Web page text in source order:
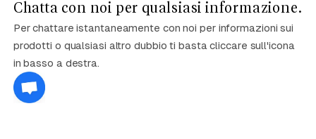
Chatta con noi per qualsiasi informazione.
Per chattare istantaneamente con noi per informazioni sui
prodotti o qualsiasi altro dubbio ti basta cliccare sull'icona
in basso a destra.